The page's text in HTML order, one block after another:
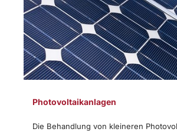
Photovoltaikanlagen
Die Behandlung von kleineren